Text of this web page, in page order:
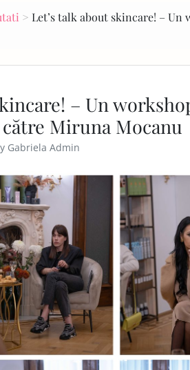
> Let’s talk about skincare! –
– Un
Miruna Mocanu
Gabriela Admin